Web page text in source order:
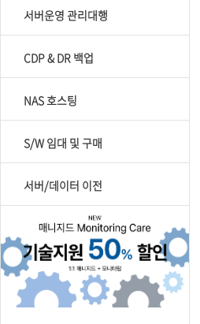
서버운영 관리대행
CDP & DR 백업
NAS 호스팅
S/W 임대 및 구매
서버/데이터 이전